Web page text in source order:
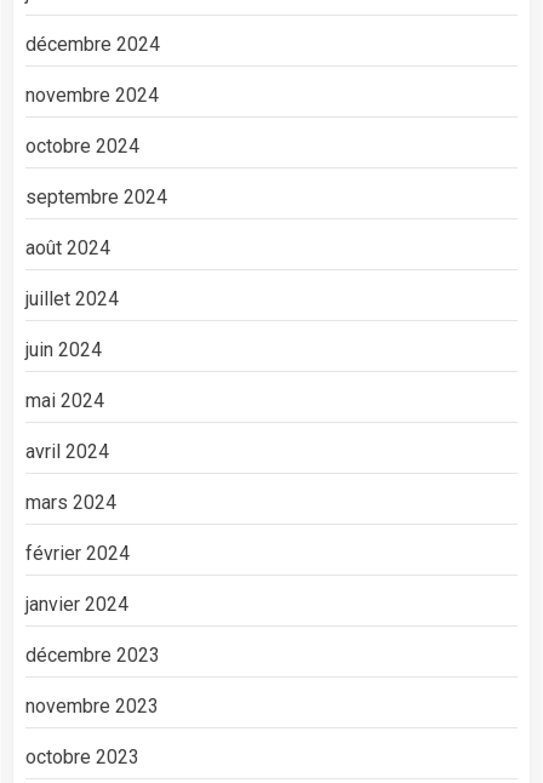
décembre 2024
novembre 2024
octobre 2024
septembre 2024
août 2024
juillet 2024
juin 2024
mai 2024
avril 2024
mars 2024
février 2024
janvier 2024
décembre 2023
novembre 2023
octobre 2023